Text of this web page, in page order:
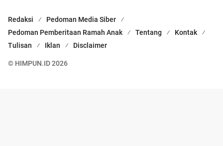
Redaksi
Pedoman Media Siber
Pedoman Pemberitaan Ramah Anak
Tentang
Kontak
Tulisan
Iklan Disclaimer
© HIMPUN.ID 2026